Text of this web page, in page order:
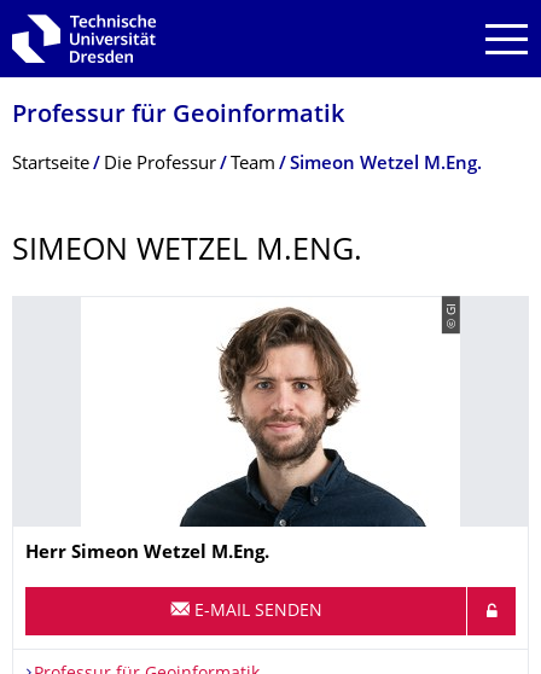
Zur Hauptnavigation springen
Zur Suche springen
Zum Inhalt springen
Professur für Geoinformatik
Breadcrumb-Menü
Startseite Die Professur Team Simeon Wetzel M.Eng.
SIMEON WETZEL M.ENG.
© GI
Name
Herr Simeon Wetzel M.Eng.
E-MAIL SENDEN